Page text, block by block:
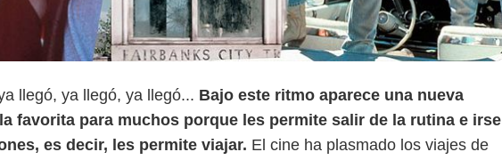
llegó, ya llegó, ya llegó... Bajo este ritmo aparece una nueva
favorita para muchos porque les permite salir de la rutina e irse
es decir, les permite viajar. El cine ha plasmado los viajes de